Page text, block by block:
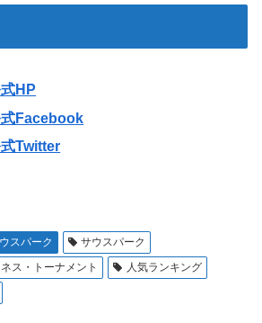
HP
Facebook
Twitter
スパーク
サウスパーク
ス・トーナメント
人気ランキング